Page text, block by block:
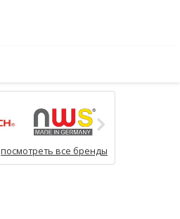
посмотреть все бренды